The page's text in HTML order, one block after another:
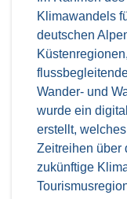
Klimawandels
deutschen
Wander- und
wurde ein
erstellt,
Zeitreihen über
zukünftige